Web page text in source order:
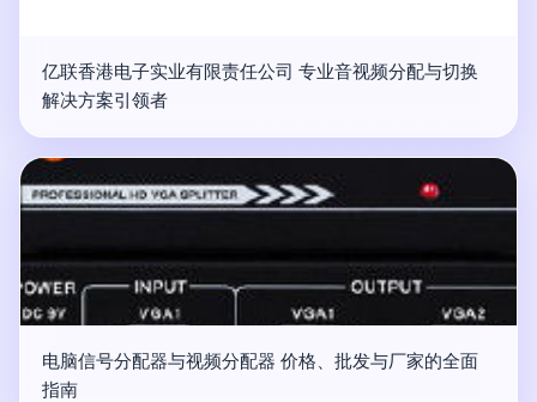
亿联香港电子实业有限责任公司 专业音视频分配与切换
解决方案引领者
电脑信号分配器与视频分配器 价格、批发与厂家的全面
指南